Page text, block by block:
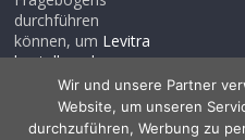
durchführen
können, um Levitra
bestellen ohne
rezept, auch wenn
Sie noch kein
Rezept haben .
Wir und unsere Partner
Website, um unseren
durchzuführen, Werbung zu